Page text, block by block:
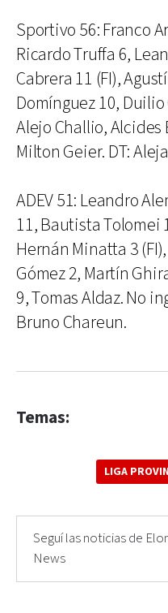
Sportivo 56: Franco
Ricardo Truffa 6,
Cabrera 11 (FI),
Domínguez 10,
Alejo Challio,
Milton Geier. DT:
ADEV 51: Leandro
11, Bautista Tolomei
Hernán Minatta 3
Gómez 2, Martín
9, Tomas Aldaz. No
Bruno Chareun.
Temas:
LIGA
Seguí las noticias de
News